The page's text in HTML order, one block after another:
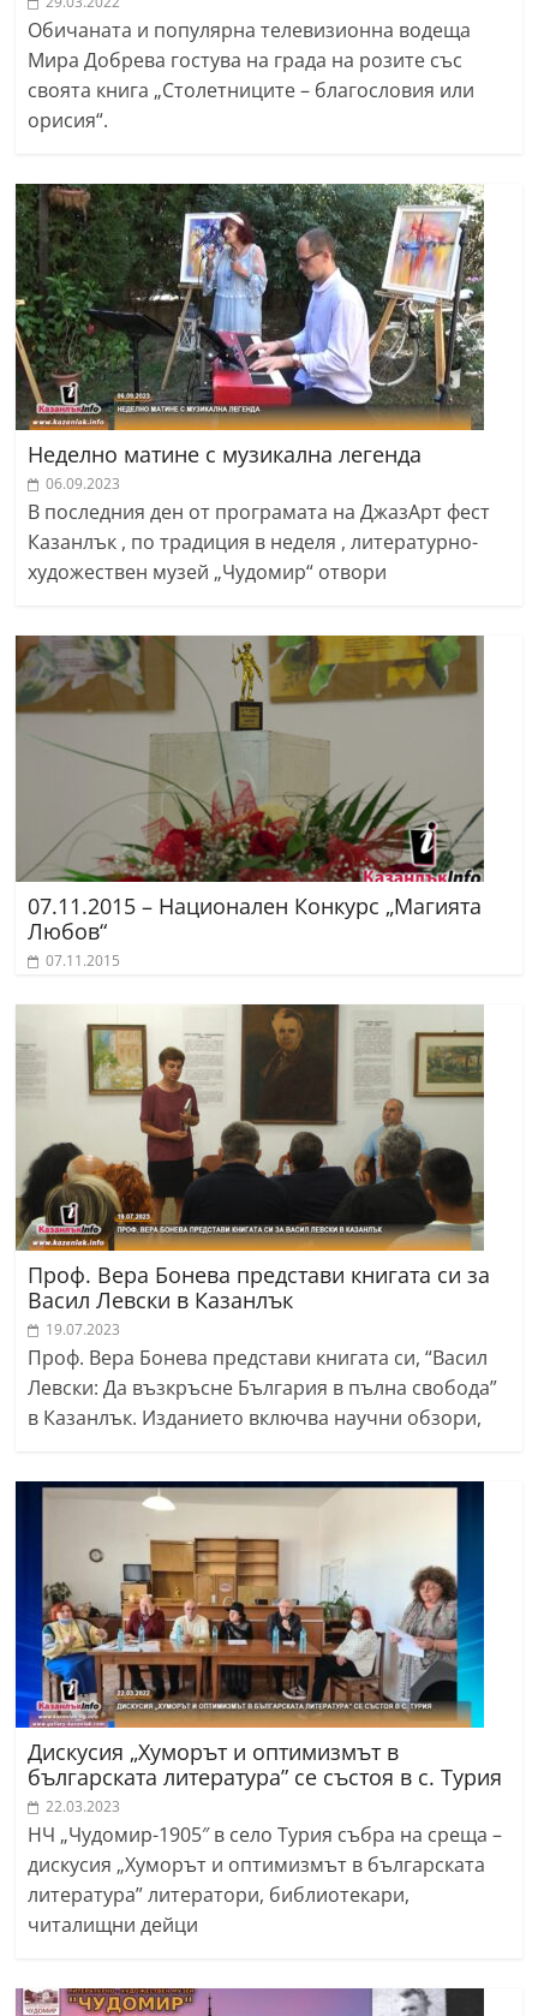
Обичаната и популярна телевизионна водеща
Мира Добрева гостува на града на розите със
своята книга „Столетниците – благословия или
орисия“.
Неделно матине с музикална легенда
06.09.2023
В последния ден от програмата на ДжазАрт фест
Казанлък , по традиция в неделя , литературно-
художествен музей „Чудомир“ отвори
07.11.2015 – Национален Конкурс „Магията
Любов“
07.11.2015
Проф. Вера Бонева представи книгата си за
Васил Левски в Казанлък
19.07.2023
Проф. Вера Бонева представи книгата си, “Васил
Левски: Да възкръсне България в пълна свобода”
в Казанлък. Изданието включва научни обзори,
Дискусия „Хуморът и оптимизмът в
българската литература” се състоя в с. Турия
22.03.2023
НЧ „Чудомир-1905″ в село Турия събра на среща –
дискусия „Хуморът и оптимизмът в българската
литература” литератори, библиотекари,
читалищни дейци